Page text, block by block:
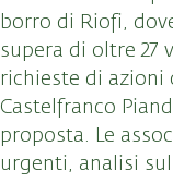
borro di Riofi,
supera di oltre 27
richieste di azioni
Castelfranco
proposta. Le
urgenti, analisi